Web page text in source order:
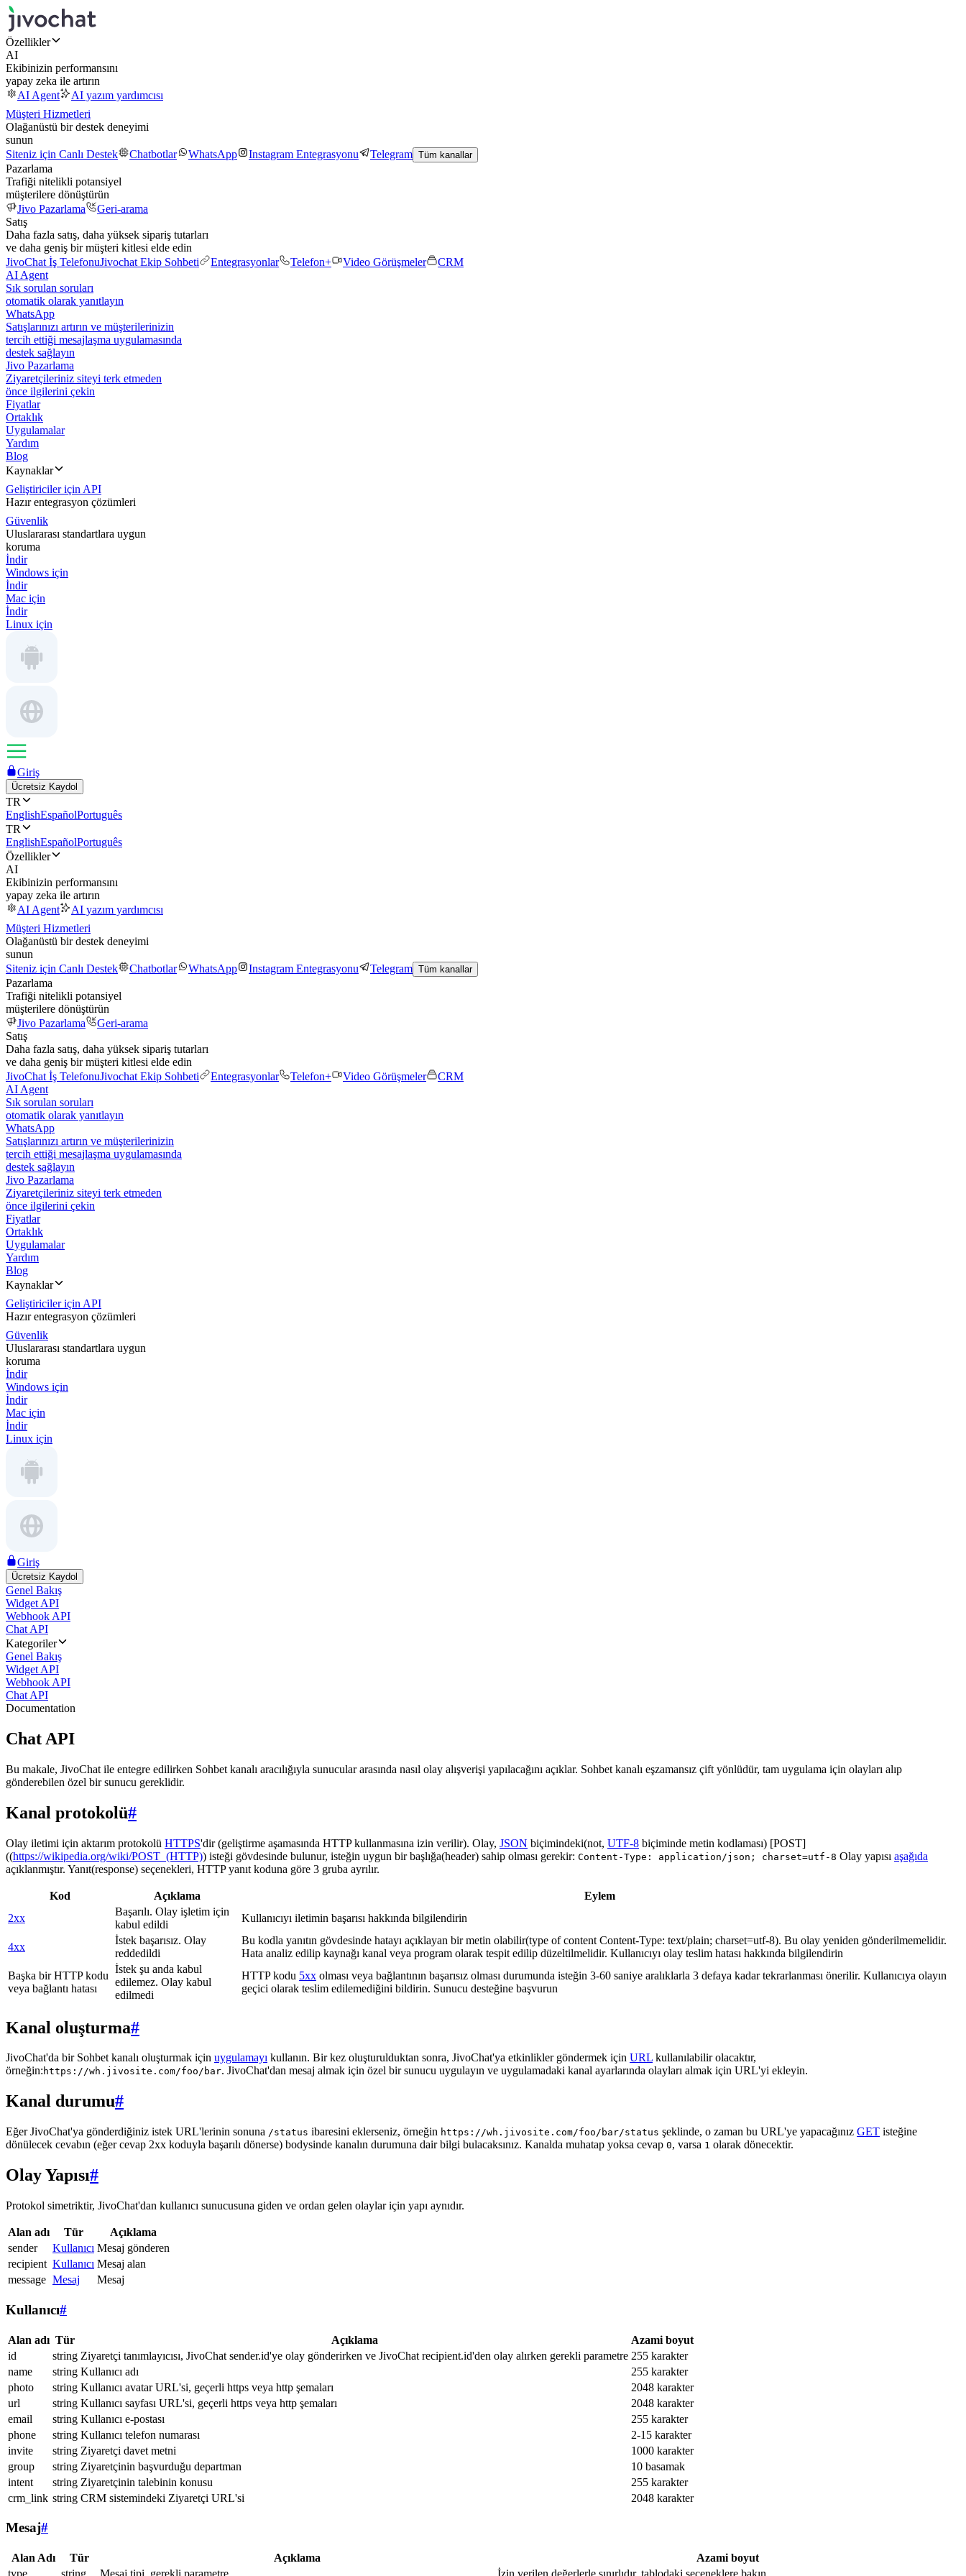
Özellikler
AI
Ekibinizin performansını
yapay zeka ile artırın
AI Agent
AI yazım yardımcısı
Müşteri Hizmetleri
Olağanüstü bir destek deneyimi
sunun
Siteniz için Canlı Destek
Chatbotlar WhatsApp Instagram Entegrasyonu Telegram Tüm kanallar
Pazarlama
Trafiği nitelikli potansiyel
müşterilere dönüştürün
Jivo Pazarlama
Geri-arama
Satış
Daha fazla satış, daha yüksek sipariş tutarları
ve daha geniş bir müşteri kitlesi elde edin
JivoChat İş TelefonuJivochat Ekip Sohbeti Entegrasyonlar Telefon+ Video Görüşmeler
CRM
AI Agent
Sık sorulan soruları
otomatik olarak yanıtlayın
WhatsApp
Satışlarınızı artırın ve müşterilerinizin
tercih ettiği mesajlaşma uygulamasında
destek sağlayın
Jivo Pazarlama
Ziyaretçileriniz siteyi terk etmeden
önce ilgilerini çekin
Fiyatlar
Ortaklık
Uygulamalar
Yardım
Blog
Kaynaklar
Geliştiriciler için API
Hazır entegrasyon çözümleri
Güvenlik
Uluslararası standartlara uygun
koruma
İndir
Windows için
İndir
Mac için
İndir
Linux için
Giriş
Ücretsiz Kaydol
TR
EnglishEspañolPortuguês
TR
EnglishEspañolPortuguês
Özellikler
AI
Ekibinizin performansını
yapay zeka ile artırın
AI Agent
AI yazım yardımcısı
Müşteri Hizmetleri
Olağanüstü bir destek deneyimi
sunun
Siteniz için Canlı Destek
Chatbotlar WhatsApp Instagram Entegrasyonu Telegram Tüm kanallar
Pazarlama
Trafiği nitelikli potansiyel
müşterilere dönüştürün
Jivo Pazarlama
Geri-arama
Satış
Daha fazla satış, daha yüksek sipariş tutarları
ve daha geniş bir müşteri kitlesi elde edin
JivoChat İş TelefonuJivochat Ekip Sohbeti Entegrasyonlar Telefon+ Video Görüşmeler
CRM
AI Agent
Sık sorulan soruları
otomatik olarak yanıtlayın
WhatsApp
Satışlarınızı artırın ve müşterilerinizin
tercih ettiği mesajlaşma uygulamasında
destek sağlayın
Jivo Pazarlama
Ziyaretçileriniz siteyi terk etmeden
önce ilgilerini çekin
Fiyatlar
Ortaklık
Uygulamalar
Yardım
Blog
Kaynaklar
Geliştiriciler için API
Hazır entegrasyon çözümleri
Güvenlik
Uluslararası standartlara uygun
koruma
İndir
Windows için
İndir
Mac için
İndir
Linux için
Giriş
Ücretsiz Kaydol
Genel Bakış
Widget API
Webhook API
Chat API
Kategoriler
Genel Bakış
Widget API
Webhook API
Chat API
Documentation
Chat API
Bu makale, JivoChat ile entegre edilirken Sohbet kanalı aracılığıyla sunucular arasında nasıl olay alışverişi yapılacağını açıklar. Sohbet kanalı eşzamansız çift yönlüdür, tam uygulama için olayları alıp
gönderebilen özel bir sunucu gereklidir.
Kanal protokolü#
Olay iletimi için aktarım protokolü HTTPS'dir (geliştirme aşamasında HTTP kullanmasına izin verilir). Olay, JSON biçimindeki(not, UTF-8 biçiminde metin kodlaması) [POST]
((https://wikipedia.org/wiki/POST_(HTTP)) isteği gövdesinde bulunur, isteğin uygun bir başlığa(header) sahip olması gerekir: Content-Type: application/json; charset=utf-8 Olay yapısı aşağıda
açıklanmıştır. Yanıt(response) seçenekleri, HTTP yanıt koduna göre 3 gruba ayrılır.
Kod Açıklama
Eylem
2xx
Başarılı. Olay işletim için
kabul edildi
Kullanıcıyı iletimin başarısı hakkında bilgilendirin
4xx
İstek başarısız. Olay
reddedildi
Bu kodla yanıtın gövdesinde hatayı açıklayan bir metin olabilir(type of content Content-Type: text/plain; charset=utf-8). Bu olay yeniden gönderilmemelidir.
Hata analiz edilip kaynağı kanal veya program olarak tespit edilip düzeltilmelidir. Kullanıcıyı olay teslim hatası hakkında bilgilendirin
Başka bir HTTP kodu
veya bağlantı hatası
İstek şu anda kabul
edilemez. Olay kabul
edilmedi
HTTP kodu 5xx olması veya bağlantının başarısız olması durumunda isteğin 3-60 saniye aralıklarla 3 defaya kadar tekrarlanması önerilir. Kullanıcıya olayın
geçici olarak teslim edilemediğini bildirin. Sunucu desteğine başvurun
Kanal oluşturma#
JivoChat'da bir Sohbet kanalı oluşturmak için uygulamayı kullanın. Bir kez oluşturulduktan sonra, JivoChat'ya etkinlikler göndermek için URL kullanılabilir olacaktır,
örneğin: https://wh.jivosite.com/foo/bar. JivoChat'dan mesaj almak için özel bir sunucu uygulayın ve uygulamadaki kanal ayarlarında olayları almak için URL'yi ekleyin.
Kanal durumu#
Eğer JivoChat'ya gönderdiğiniz istek URL'lerinin sonuna /status ibaresini eklerseniz, örneğin https://wh.jivosite.com/foo/bar/status şeklinde, o zaman bu URL'ye yapacağınız GET isteğine
dönülecek cevabın (eğer cevap 2xx koduyla başarılı dönerse) bodysinde kanalın durumuna dair bilgi bulacaksınız. Kanalda muhatap yoksa cevap 0, varsa 1 olarak dönecektir.
Olay Yapısı#
Protokol simetriktir, JivoChat'dan kullanıcı sunucusuna giden ve ordan gelen olaylar için yapı aynıdır.
Alan adı Tür
Açıklama
sender
Kullanıcı Mesaj gönderen
recipient Kullanıcı Mesaj alan
message Mesaj Mesaj
Kullanıcı#
Alan adı Tür Açıklama
Azami boyut
id
string Ziyaretçi tanımlayıcısı, JivoChat sender.id'ye olay gönderirken ve JivoChat recipient.id'den olay alırken gerekli parametre 255 karakter
name
string Kullanıcı adı
255 karakter
photo
string Kullanıcı avatar URL'si, geçerli https veya http şemaları
2048 karakter
url
string Kullanıcı sayfası URL'si, geçerli https veya http şemaları
2048 karakter
email
string Kullanıcı e-postası
255 karakter
phone
string Kullanıcı telefon numarası
2-15 karakter
invite
string Ziyaretçi davet metni
1000 karakter
group
string Ziyaretçinin başvurduğu departman
10 basamak
intent
string Ziyaretçinin talebinin konusu
255 karakter
crm_link string CRM sistemindeki Ziyaretçi URL'si 2048 karakter
Mesaj#
Alan Adı Tür Açıklama
Azami boyut
type
string Mesaj tipi, gerekli parametre İzin verilen değerlerle sınırlıdır, tablodaki seçeneklere bakın